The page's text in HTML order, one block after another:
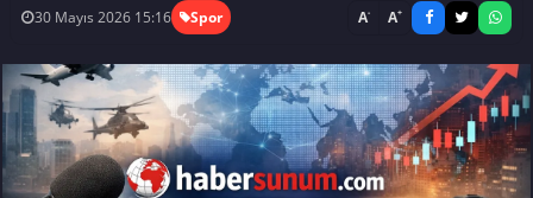
30 Mayıs 2026 15:16 Spor A- A+